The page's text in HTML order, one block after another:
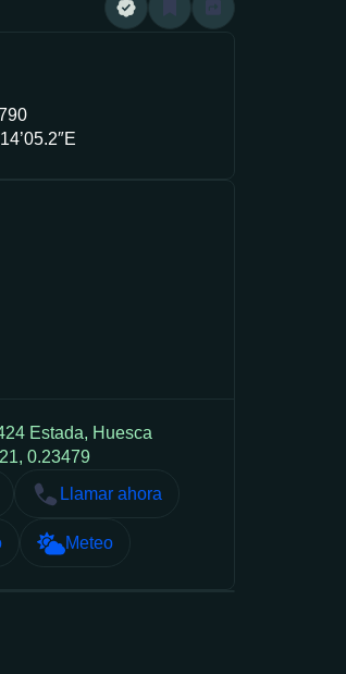
Estada, Huesca
0.23479
Llamar ahora
Meteo